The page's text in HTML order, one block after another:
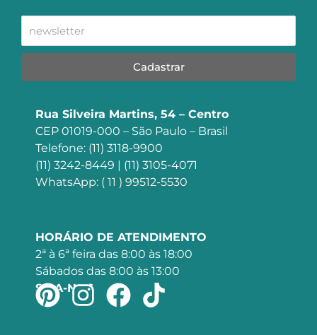
Cadastrar
Rua Silveira Martins, 54 – Centro
CEP 01019-000 – São Paulo – Brasil
Telefone: (11) 3118-9900
(11) 3242-8449 | (11) 3105-4071
WhatsApp: ( 11 ) 99512-5530
HORÁRIO DE ATENDIMENTO
2ª à 6ª feira das 8:00 às 18:00
Sábados das 8:00 às 13:00
SIGA-NOS